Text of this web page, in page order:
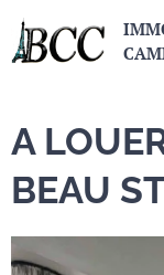
A
BEAU